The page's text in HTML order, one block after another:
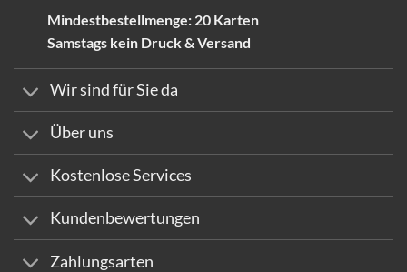
Mindestbestellmenge: 20 Karten
Samstags kein Druck & Versand
Wir sind für Sie da
Über uns
Kostenlose Services
Kundenbewertungen
Zahlungsarten